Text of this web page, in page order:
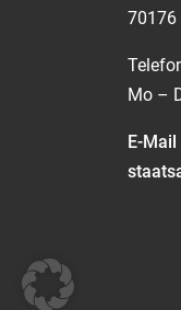
Mo –
E-